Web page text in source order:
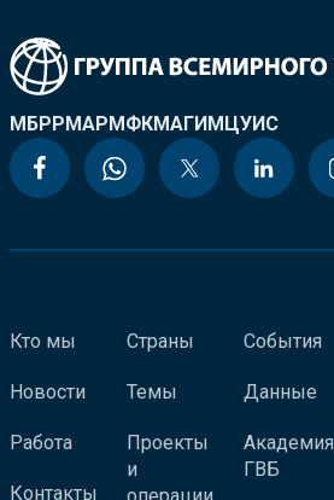
МБРРМАРМФКМАГИМЦУИС
Кто мы
Новости
Работа
Контакты
Страны
Темы
Проекты
и
События
Данные
Академия
ГВБ